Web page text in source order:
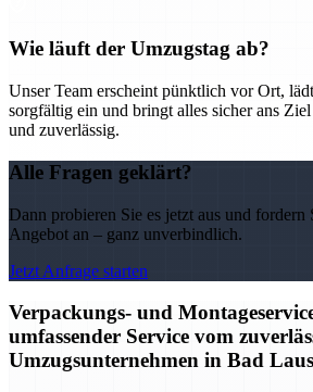
Wie läuft der Umzugstag ab?
Unser Team erscheint pünktlich vor Ort,
sorgfältig ein und bringt alles sicher ans
und zuverlässig.
Alle Fragen geklärt?
Dann probieren Sie es jetzt aus und
Angebot an – ganz unverbindlich.
Jetzt Anfrage starten
Verpackungs- und
umfassender Service vom
Umzugsunternehmen in Bad